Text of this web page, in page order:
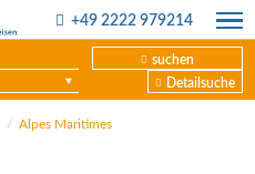
+49 2222 979214
suchen
Detailsuche
Alpes Maritimes